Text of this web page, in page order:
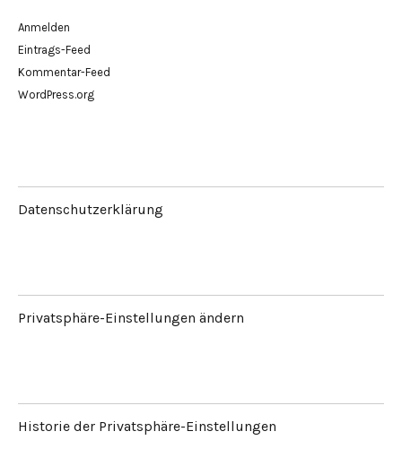
Anmelden
Eintrags-Feed
Kommentar-Feed
WordPress.org
Datenschutzerklärung
Privatsphäre-Einstellungen ändern
Historie der Privatsphäre-Einstellungen